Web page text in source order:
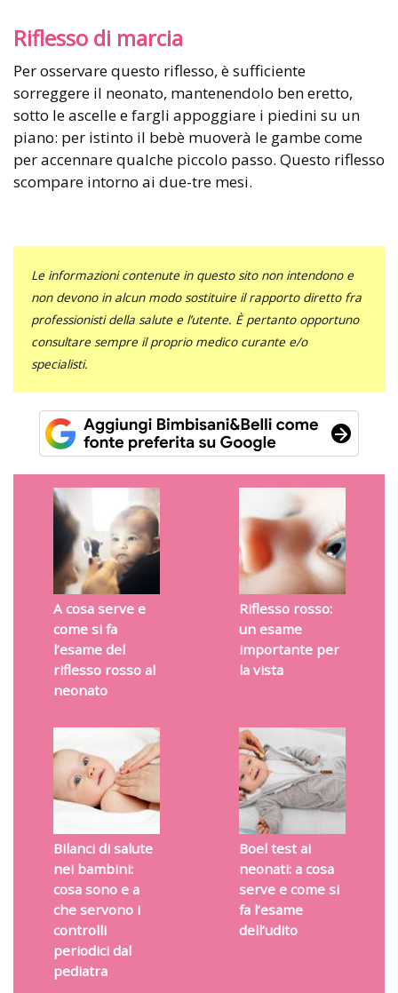
Riflesso di marcia
Per osservare questo riflesso, è sufficiente
sorreggere il neonato, mantenendolo ben eretto,
sotto le ascelle e fargli appoggiare i piedini su un
piano: per istinto il bebè muoverà le gambe come
per accennare qualche piccolo passo. Questo riflesso
scompare intorno ai due-tre mesi.
Le informazioni contenute in questo sito non intendono e
non devono in alcun modo sostituire il rapporto diretto fra
professionisti della salute e l’utente. È pertanto opportuno
consultare sempre il proprio medico curante e/o
specialisti.
A cosa serve e
come si fa
l’esame del
riflesso rosso al
neonato
Riflesso rosso:
un esame
importante per
la vista
Bilanci di salute
nei bambini:
cosa sono e a
che servono i
controlli
periodici dal
pediatra
Boel test ai
neonati: a cosa
serve e come si
fa l’esame
dell’udito